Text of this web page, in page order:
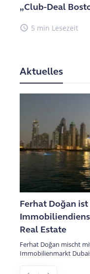
„Club-Deal
access_time 5 min Lesezeit
Aktuelles
Ferhat Doğan
Real Estate
Ferhat Doğan mischt
Immobilienmarkt